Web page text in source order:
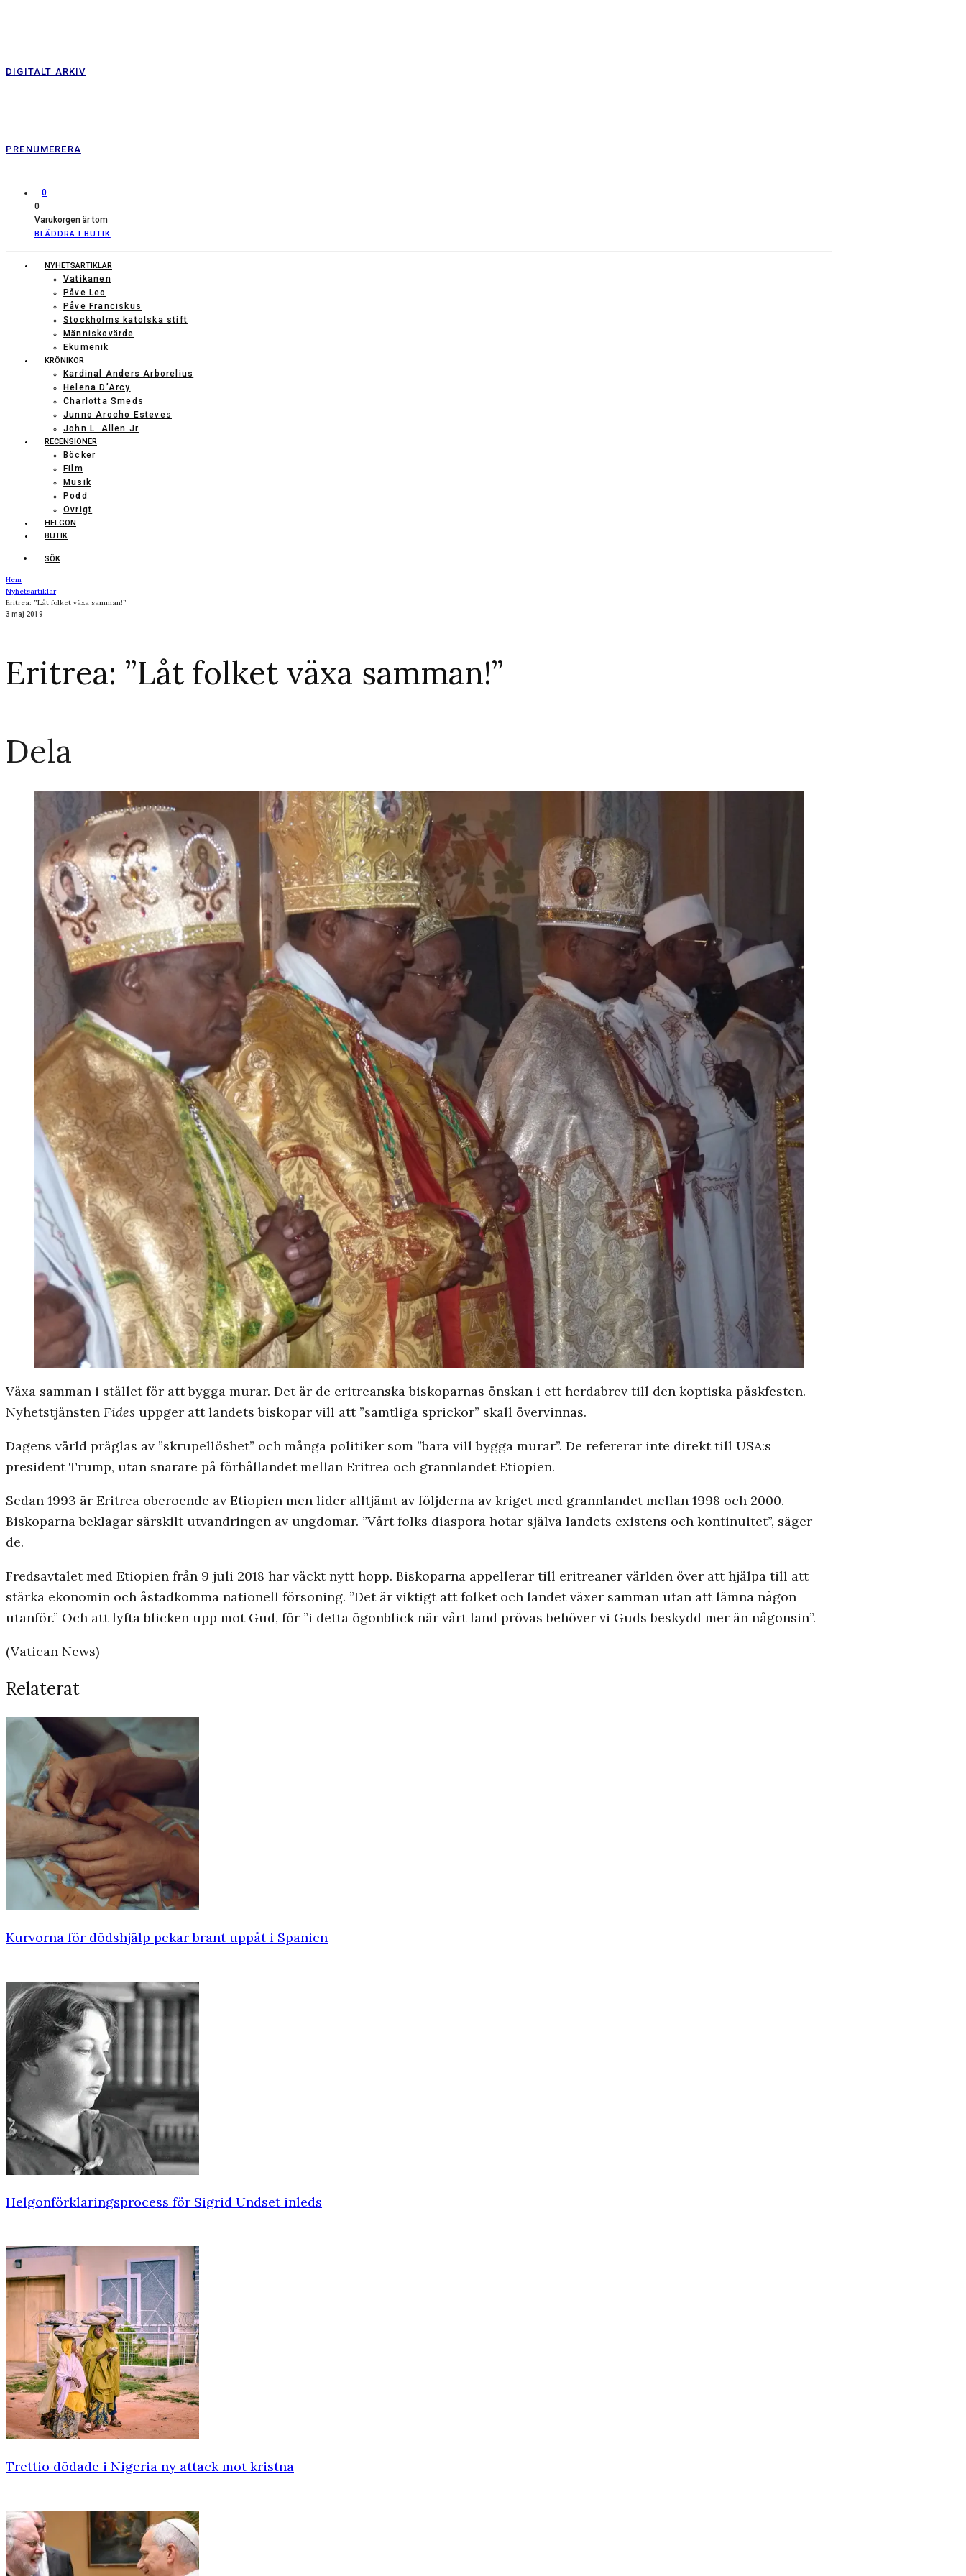
DIGITALT ARKIV
PRENUMERERA
0
0
Varukorgen är tom
BLÄDDRA I BUTIK
NYHETSARTIKLAR
Vatikanen
Påve Leo
Påve Franciskus
Stockholms katolska stift
Människovärde
Ekumenik
KRÖNIKOR
Kardinal Anders Arborelius
Helena D’Arcy
Charlotta Smeds
Junno Arocho Esteves
John L. Allen Jr
RECENSIONER
Böcker
Film
Musik
Podd
Övrigt
HELGON
BUTIK
SÖK
Hem
Nyhetsartiklar
Eritrea: ”Låt folket växa samman!”
3 maj 2019
Eritrea: ”Låt folket växa samman!”
Dela
Växa samman i stället för att bygga murar. Det är de eritreanska biskoparnas önskan i ett herdabrev till den koptiska påskfesten.
Nyhetstjänsten Fides uppger att landets biskopar vill att ”samtliga sprickor” skall övervinnas.
Dagens värld präglas av ”skrupellöshet” och många politiker som ”bara vill bygga murar”. De refererar inte direkt till USA:s
president Trump, utan snarare på förhållandet mellan Eritrea och grannlandet Etiopien.
Sedan 1993 är Eritrea oberoende av Etiopien men lider alltjämt av följderna av kriget med grannlandet mellan 1998 och 2000.
Biskoparna beklagar särskilt utvandringen av ungdomar. ”Vårt folks diaspora hotar själva landets existens och kontinuitet”, säger
de.
Fredsavtalet med Etiopien från 9 juli 2018 har väckt nytt hopp. Biskoparna appellerar till eritreaner världen över att hjälpa till att
stärka ekonomin och åstadkomma nationell försoning. ”Det är viktigt att folket och landet växer samman utan att lämna någon
utanför.” Och att lyfta blicken upp mot Gud, för ”i detta ögonblick när vårt land prövas behöver vi Guds beskydd mer än någonsin”.
(Vatican News)
Relaterat
Kurvorna för dödshjälp pekar brant uppåt i Spanien
Helgonförklaringsprocess för Sigrid Undset inleds
Trettio dödade i Nigeria ny attack mot kristna